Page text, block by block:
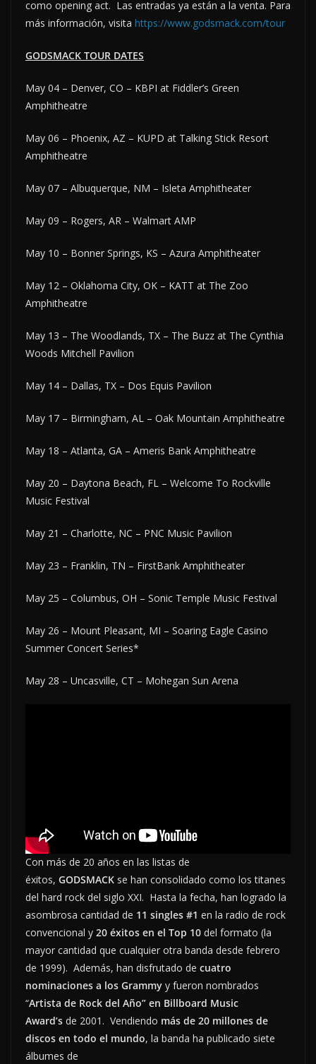
como opening act. Las entradas ya están a la venta. Para
más información, visita https://www.godsmack.com/tour
GODSMACK TOUR DATES
May 04 – Denver, CO – KBPI at Fiddler’s Green
Amphitheatre
May 06 – Phoenix, AZ – KUPD at Talking Stick Resort
Amphitheatre
May 07 – Albuquerque, NM – Isleta Amphitheater
May 09 – Rogers, AR – Walmart AMP
May 10 – Bonner Springs, KS – Azura Amphitheater
May 12 – Oklahoma City, OK – KATT at The Zoo
Amphitheatre
May 13 – The Woodlands, TX – The Buzz at The Cynthia
Woods Mitchell Pavilion
May 14 – Dallas, TX – Dos Equis Pavilion
May 17 – Birmingham, AL – Oak Mountain Amphitheatre
May 18 – Atlanta, GA – Ameris Bank Amphitheatre
May 20 – Daytona Beach, FL – Welcome To Rockville
Music Festival
May 21 – Charlotte, NC – PNC Music Pavilion
May 23 – Franklin, TN – FirstBank Amphitheater
May 25 – Columbus, OH – Sonic Temple Music Festival
May 26 – Mount Pleasant, MI – Soaring Eagle Casino
Summer Concert Series*
May 28 – Uncasville, CT – Mohegan Sun Arena
Con más de 20 años en las listas de
éxitos, GODSMACK se han consolidado como los titanes
del hard rock del siglo XXI. Hasta la fecha, han logrado la
asombrosa cantidad de 11 singles #1 en la radio de rock
convencional y 20 éxitos en el Top 10 del formato (la
mayor cantidad que cualquier otra banda desde febrero
de 1999). Además, han disfrutado de cuatro
nominaciones a los Grammy y fueron nombrados
“Artista de Rock del Año” en Billboard Music
Award’s de 2001. Vendiendo más de 20 millones de
discos en todo el mundo, la banda ha publicado siete
álbumes de